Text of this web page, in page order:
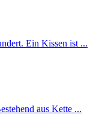
Ein Kissen ist ...
aus Kette ...